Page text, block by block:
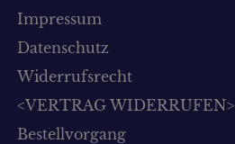
Impressum
Datenschutz
Widerrufsrecht
<VERTRAG WIDERRUFEN>
Bestellvorgang